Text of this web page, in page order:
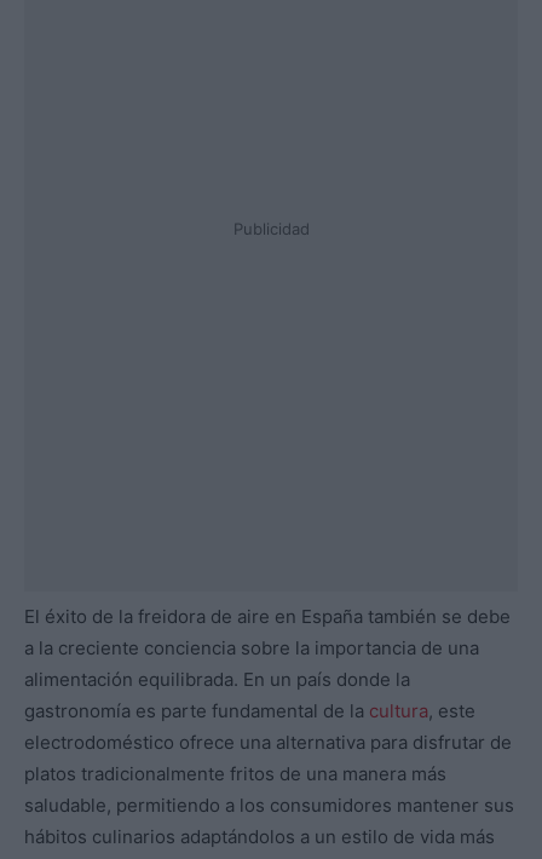
Publicidad
El éxito de la freidora de aire en España también se debe
a la creciente conciencia sobre la importancia de una
alimentación equilibrada. En un país donde la
gastronomía es parte fundamental de la cultura, este
electrodoméstico ofrece una alternativa para disfrutar de
platos tradicionalmente fritos de una manera más
saludable, permitiendo a los consumidores mantener sus
hábitos culinarios adaptándolos a un estilo de vida más